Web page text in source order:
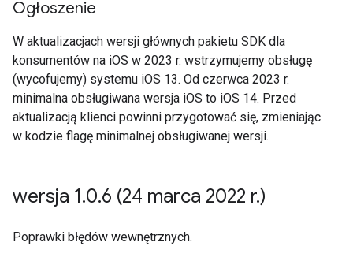
Ogłoszenie
W aktualizacjach wersji głównych pakietu SDK dla
konsumentów na iOS w 2023 r. wstrzymujemy obsługę
(wycofujemy) systemu iOS 13. Od czerwca 2023 r.
minimalna obsługiwana wersja iOS to iOS 14. Przed
aktualizacją klienci powinni przygotować się, zmieniając
w kodzie flagę minimalnej obsługiwanej wersji.
wersja 1.0.6 (24 marca 2022 r.)
Poprawki błędów wewnętrznych.